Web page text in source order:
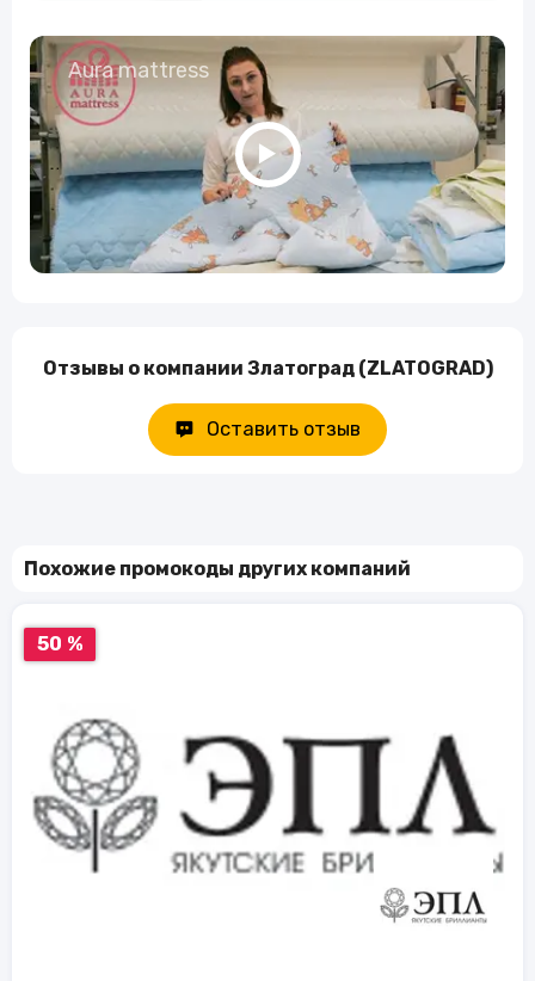
Aura mattress
Отзывы о компании Златоград (ZLATOGRAD)
Оставить отзыв
Похожие промокоды других компаний
50 %